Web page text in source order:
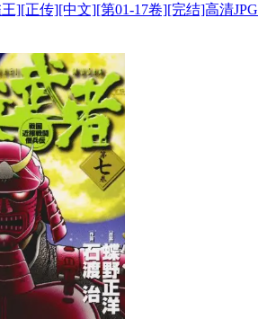
][正传][中文][第01-17卷][完结]高清JPG